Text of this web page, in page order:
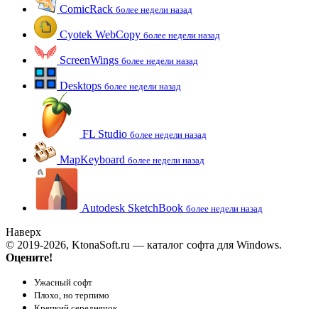
ComicRack более недели назад
Cyotek WebCopy более недели назад
ScreenWings более недели назад
Desktops более недели назад
FL Studio более недели назад
MapKeyboard более недели назад
Autodesk SketchBook более недели назад
Наверх
© 2019-2026, KtonaSoft.ru — каталог софта для Windows.
Оцените!
Ужасный софт
Плохо, но терпимо